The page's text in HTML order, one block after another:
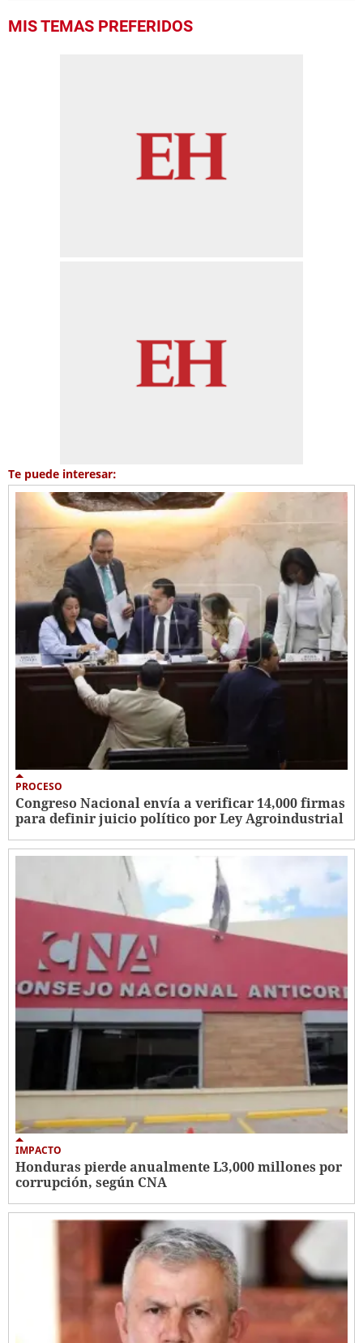
MIS TEMAS PREFERIDOS
Te puede interesar:
PROCESO
Congreso Nacional envía a verificar 14,000 firmas
para definir juicio político por Ley Agroindustrial
IMPACTO
Honduras pierde anualmente L3,000 millones por
corrupción, según CNA